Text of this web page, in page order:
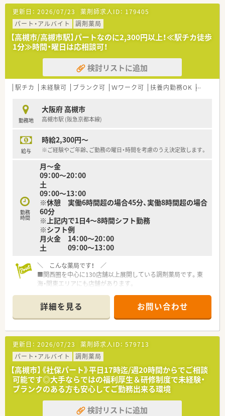
≪法人特徴≫
■全国に1,000店舗以上を展開する大手調剤薬局です。
■東京大学病院をはじめ全国の病院の敷地内に薬局を持ってい
ます。
病診薬連携を強化することで、地域にお住いの患者様に高度な
医療の提供を実現しています。
■全店「同一の機械・システム」を採用しており、且つ処方箋の応
需内容が多岐にわたる（敷地内・病院門前・医療モール・CL門前）
ので、
スキルUPしたい方にはお勧めです。
ており、将来的に高年収も狙う事が出来ます。
■インターネットを使って処方薬の飲み方を遠隔指導する「オン
ライン服薬指導」、
店舗でデザインの一新。
M&Aによる店舗拡大と業界のリーディングカンパニーとして
■どの店舗も、最新システムが整っています！
≪充実の福利厚生≫
■「社員第一主義」を掲げている同社では、福利厚生面が手厚く
年間休日120日以上、「連続休暇制度（年に1回、最大9連休を取
得できる制度）」等
プライベートも充実出来る様にワークライフバランスを後押
ししてくれる制度が充実しています。
■社員割引制度、財形貯蓄制度、スポーツジム優待等が受けられ
る他、
■産休・育休・時短勤務者2,000人以上等、どれも業界トップクラ
スの実績!
産休、育休取得はもちろんのこと、育児短時間勤務制度を実施
育児休業より復帰後、1日最大2時間短縮して勤務できる制度
です。
法律では3歳までですが、同社では小学校就学時までの期間利
用可能♪
■転居を伴う異動のある採用枠もありますが(転居を伴わない採
帰省旅費（年2回5万円まで）と帰省休暇（連続4日間）を受けら
れます。
≪こんな方におすすめです≫
■大手ならではの教育研修制度＆資格取得支援体制で安心して
働きたい方
■総合科目でご経験を積みたい方！
更新日： 2026/07/23 薬剤師求人ID： 179405
パート・アルバイト
調剤薬局
【高槻市/高槻市駅】パートなのに2,300円以上！≪駅チカ徒歩
1分≫時間・曜日は応相談可！
検討リストに追加
駅チカ 未経験可 ブランク可 Ｗワーク可 扶養内勤務OK シフト制
勤務地
大阪府 高槻市
高槻市駅 (阪急京都本線)
給与
時給2,300円～
※ご経験やご年齢、ご勤務の曜日・時間を考慮のうえ決定致します。
勤務
時間
月～金
09：00～20：00
土
09：00～13：00
※休憩 実働6時間超の場合45分、実働8時間超の場合
60分
※上記内で1日4～8時間シフト勤務
※シフト例
月火金 14：00～20：00
土 09：00～13：00
＼ こんな薬局です！ ／
■関西圏を中心に130店舗以上展開している調剤薬局です。東
海・関東エリアにも店舗があります。
の働き方に対して大変理解ある会社です。
■患者様のことを第一に考え、地域の方々から頼られる薬局を1
店舗でも多く増やすことを目標に運営しています。
■患者様にストレスなく過ごして頂くため、内外装共におしゃれ
な雰囲気作りを心掛け、店舗づくりにもこだわりを持っていま
す。
＼ コンサルタントおすすめポイント★ ／
■ヘルプ体制充実！近隣に店舗展開が多いだけでなく、ラウンダ
ー勤務の社員さんもいらっしゃるので、急なお休みが発生する場
合も安心出来ます。
■午後診シフトが人手不足気味…ご勤務可能な方大歓迎です！条
件面の優遇も期待出来ます♪
詳細を見る お問い合わせ
更新日： 2026/07/23 薬剤師求人ID： 579713
パート・アルバイト
調剤薬局
【高槻市】《社保パート》平日17時迄/週20時間からでご相談
可能です◎大手ならではの福利厚生＆研修制度で未経験・
ブランクのある方も安心してご勤務出来る環境
検討リストに追加